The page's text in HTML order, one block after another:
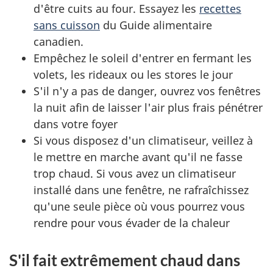
d'être cuits au four. Essayez les recettes
sans cuisson du Guide alimentaire
canadien.
Empêchez le soleil d'entrer en fermant les
volets, les rideaux ou les stores le jour
S'il n'y a pas de danger, ouvrez vos fenêtres
la nuit afin de laisser l'air plus frais pénétrer
dans votre foyer
Si vous disposez d'un climatiseur, veillez à
le mettre en marche avant qu'il ne fasse
trop chaud. Si vous avez un climatiseur
installé dans une fenêtre, ne rafraîchissez
qu'une seule pièce où vous pourrez vous
rendre pour vous évader de la chaleur
S'il fait extrêmement chaud dans